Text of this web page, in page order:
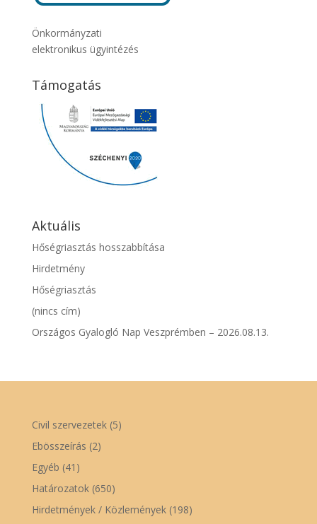
Önkormányzati
elektronikus ügyintézés
Támogatás
Aktuális
Hőségriasztás hosszabbítása
Hirdetmény
Hőségriasztás
(nincs cím)
Országos Gyalogló Nap Veszprémben – 2026.08.13.
Civil szervezetek(5)
Ebösszeírás (2)
Egyéb (41)
Határozatok(650)
Hirdetmények / Közlemények(198)